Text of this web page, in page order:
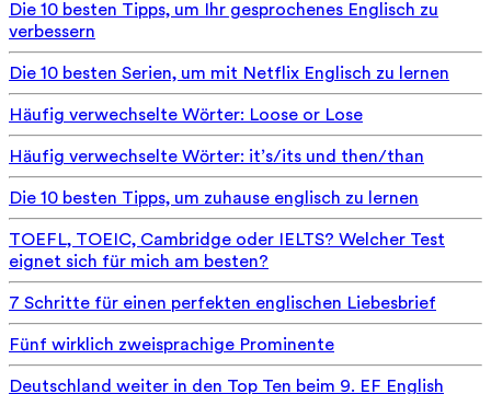
Die 10 besten Tipps, um Ihr gesprochenes Englisch zu
verbessern
Die 10 besten Serien, um mit Netflix Englisch zu lernen
Häufig verwechselte Wörter: Loose or Lose
Häufig verwechselte Wörter: it’s/its und then/than
Die 10 besten Tipps, um zuhause englisch zu lernen
TOEFL, TOEIC, Cambridge oder IELTS? Welcher Test
eignet sich für mich am besten?
7 Schritte für einen perfekten englischen Liebesbrief
Fünf wirklich zweisprachige Prominente
Deutschland weiter in den Top Ten beim 9. EF English